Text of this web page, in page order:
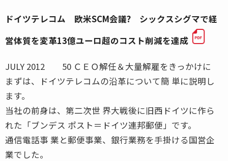
ドイツテレコム 欧米SCM会議? シックスシグマで経
営体質を変革13億ユーロ超のコスト削減を達成
JULY 2012 50 ＣＥＯ解任＆大量解雇をきっかけに
まずは、ドイツテレコムの沿革について簡 単に説明し
ます。
当社の前身は、第二次世 界大戦後に旧西ドイツに作ら
れた「ブンデス ポスト＝ドイツ連邦郵便」です。
通信電話事 業と郵便事業、銀行業務を手掛ける国営企
業でした。